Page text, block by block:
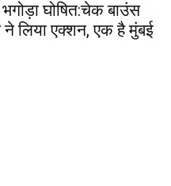
भगोड़ा घोषित:चेक बाउंस
लिया एक्शन, एक है मुंबई